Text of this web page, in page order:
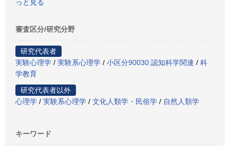
っと見る
審査区分/研究分野
研究代表者
実験心理学 / 実験系心理学 / 小区分90030:認知科学関連 / 科
学教育
研究代表者以外
心理学 / 実験系心理学 / 文化人類学・民俗学 / 自然人類学
キーワード